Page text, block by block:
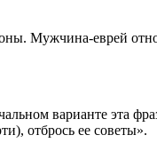
Мужчина-еврей
варианте эта
отбрось ее советы».